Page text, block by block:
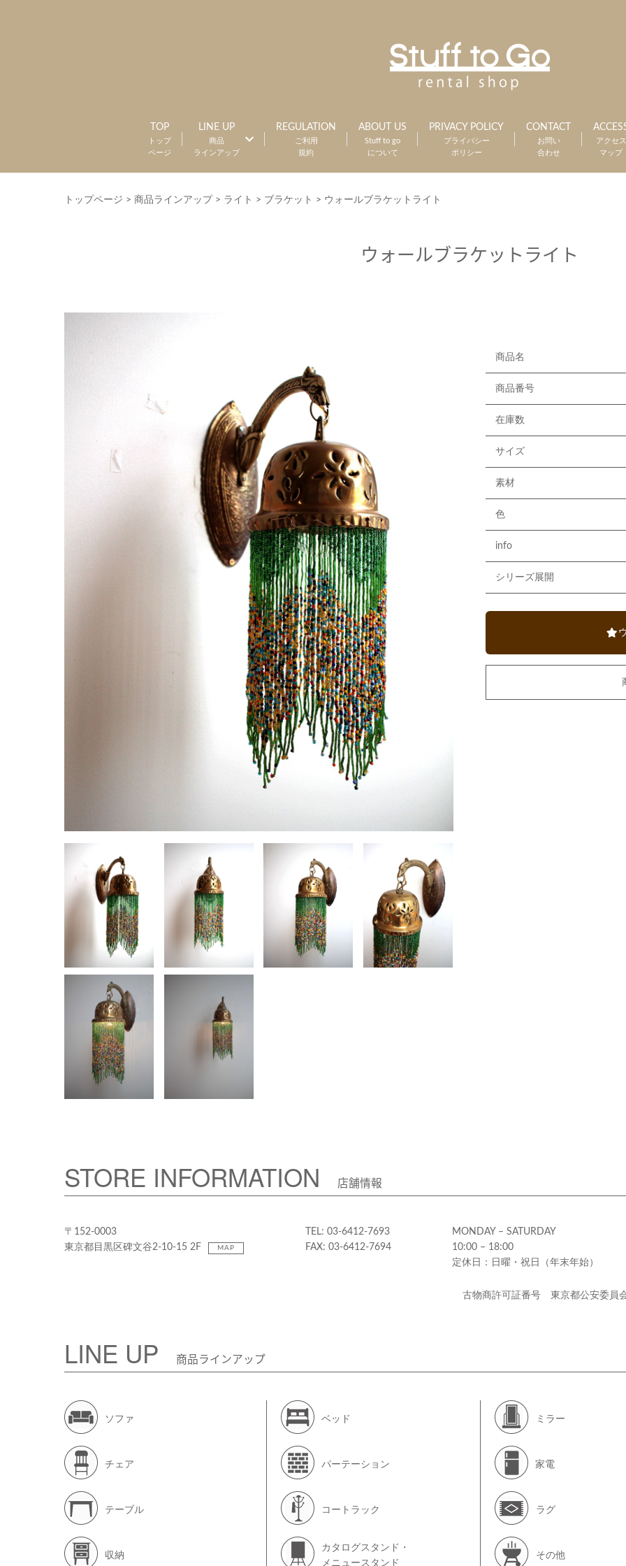
TOP
トップ
ページ
LINE UP
商品
ラインアップ
REGULATION
ご利用
規約
ABOUT US
Stuff to go
について
PRIVACY POLICY
プライバシー
ポリシー
CONTACT
お問い
合わせ
アクセス
マップ
トップページ > 商品ラインアップ > ライト > ブラケット > ウォールブラケットライト
ウォールブラケットライト
商品名
商品番号
在庫数
サイズ
素材
色
info
シリーズ展開
STORE INFORMATION 店舗情報
〒152-0003
東京都目黒区碑文谷2-10-15 2F
MAP
TEL: 03-6412-7693
FAX: 03-6412-7694
MONDAY – SATURDAY
10:00 – 18:00
定休日：日曜・祝日（年末年始）
古物商許可証番号 東京都公安委員
LINE UP 商品ラインアップ
ソファ
チェア
テーブル
収納
ベッド
パーテーション
コートラック
カタログスタンド・
メニュースタンド
ミラー
家電
ラグ
その他